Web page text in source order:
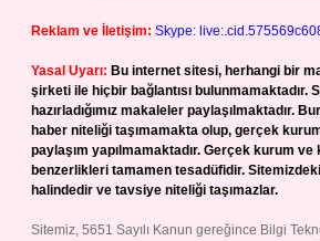
Reklam ve İletişim: Skype:
Yasal Uyarı: Bu internet sitesi, herhangi bir
şirketi ile hiçbir bağlantısı bulunmamaktadır.
hazırladığımız makaleler paylaşılmaktadır.
haber niteliği taşımamakta olup, gerçek
paylaşım yapılmamaktadır. Gerçek kurum
benzerlikleri tamamen tesadüfidir.
halindedir ve tavsiye niteliği taşımazlar.
Sitemiz, 5651 Sayılı Kanun gereğince Bilgi